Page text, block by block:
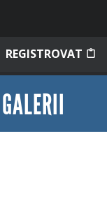
REGISTROVAT